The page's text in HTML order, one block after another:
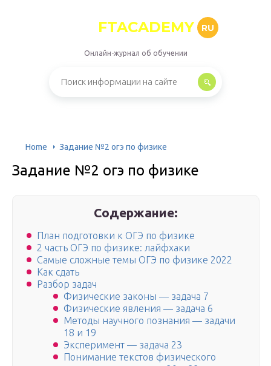
FTACADEMY RU
Онлайн-журнал об обучении
Home Задание №2 огэ по физике
Задание №2 огэ по физике
Содержание:
План подготовки к ОГЭ по физике
2 часть ОГЭ по физике: лайфхаки
Самые сложные темы ОГЭ по физике 2022
Как сдать
Разбор задач
Физические законы — задача 7
Физические явления — задача 6
Методы научного познания — задачи
18 и 19
Эксперимент — задача 23
Понимание текстов физического